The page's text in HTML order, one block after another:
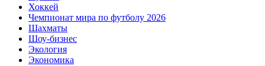
Хоккей
Чемпионат мира по футболу 2026
Шахматы
Шоу-бизнес
Экология
Экономика